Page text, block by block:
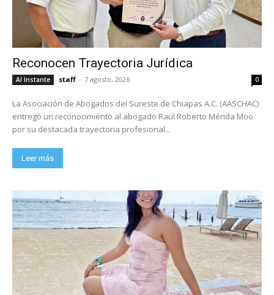
Reconocen Trayectoria Jurídica
Al Instante staff - 7 agosto, 2026 0
La Asociación de Abogados del Sureste de Chiapas A.C. (AASCHAC)
entregó un reconocimiento al abogado Raúl Roberto Mérida Moo
por su destacada trayectoria profesional...
Leer más